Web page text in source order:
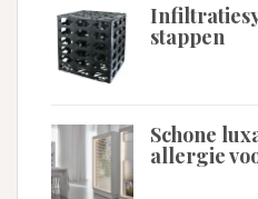
stappen
Schone
allergie